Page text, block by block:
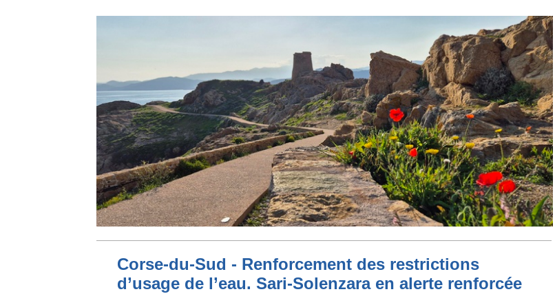
Corse-du-Sud - Renforcement des restrictions
d’usage de l’eau. Sari-Solenzara en alerte renforcée